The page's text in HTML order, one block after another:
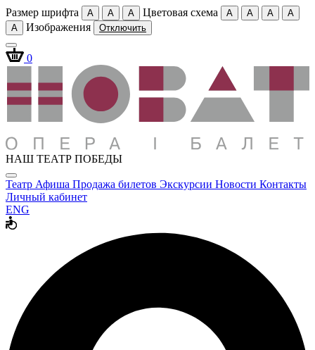
Размер шрифта A A A Цветовая схема A A A
A
A
Изображения Отключить
0
НАШ ТЕАТР ПОБЕДЫ
Театр Афиша Продажа билетов Экскурсии Новости Контакты
Личный кабинет
ENG